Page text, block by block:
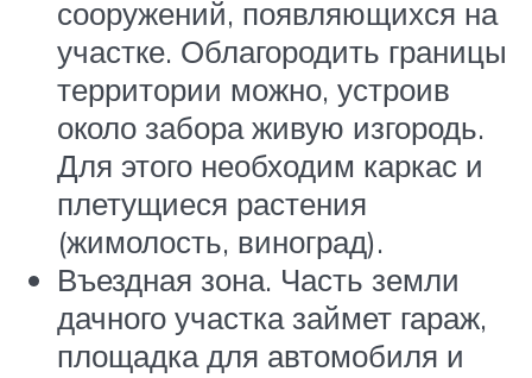
сооружений, появляющихся на
участке. Облагородить границы
территории можно, устроив
около забора живую изгородь.
Для этого необходим каркас и
плетущиеся растения
(жимолость, виноград).
Въездная зона. Часть земли
дачного участка займет гараж,
площадка для автомобиля и